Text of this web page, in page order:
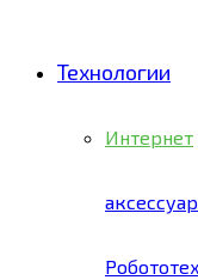
Технологии
Интернет